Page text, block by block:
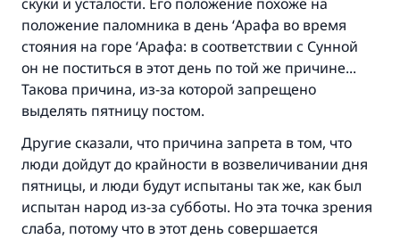
положение паломника в день ‘Арафа во время
стояния на горе ‘Арафа: в соответствии с Сунной
он не поститься в этот день по той же причине...
Такова причина, из-за которой запрещено
выделять пятницу постом.
Другие сказали, что причина запрета в том, что
люди дойдут до крайности в возвеличивании дня
пятницы, и люди будут испытаны так же, как был
испытан народ из-за субботы. Но эта точка зрения
слаба, потому что в этот день совершается